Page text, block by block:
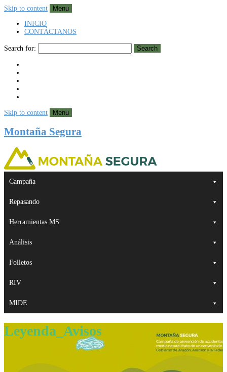
Skip to content
Menu
INICIO
CONTÁCTANOS
Search for: Search
Skip to content Menu
Montaña Segura
Campaña
Repasando
Herramientas MS
Análisis
Folletos
RIV
MIDE
Leyenda_Avisos